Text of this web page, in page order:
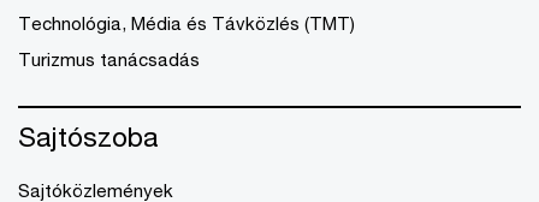
Technológia, Média és Távközlés (TMT)
Turizmus tanácsadás
Sajtószoba
Sajtóközlemények